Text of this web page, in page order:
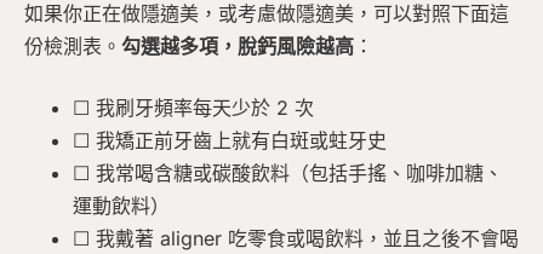
如果你正在做隱適美，或考慮做隱適美，可以對照下面這
份檢測表。 勾選越多項，脫鈣風險越高 ：
☐ 我刷牙頻率每天少於 2 次
☐ 我矯正前牙齒上就有白斑或蛀牙史
☐ 我常喝含糖或碳酸飲料（包括手搖、咖啡加糖、
運動飲料）
☐ 我戴著 aligner 吃零食或喝飲料，並且之後不會喝